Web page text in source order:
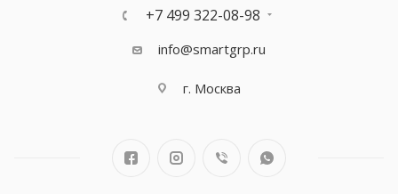
+7 499 322-08-98
info@smartgrp.ru
г. Москва